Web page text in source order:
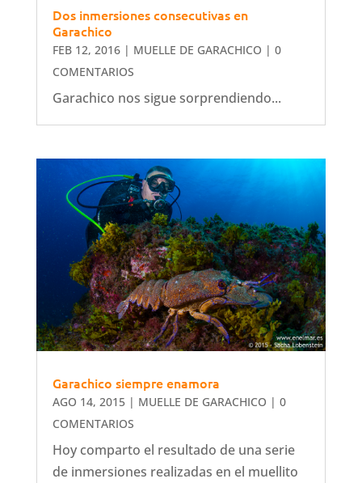
Dos inmersiones consecutivas en
Garachico
FEB 12, 2016| MUELLE DE GARACHICO | 0
COMENTARIOS
Garachico nos sigue sorprendiendo...
Garachico siempre enamora
AGO 14, 2015| MUELLE DE GARACHICO | 0
COMENTARIOS
Hoy comparto el resultado de una serie
de inmersiones realizadas en el muellito